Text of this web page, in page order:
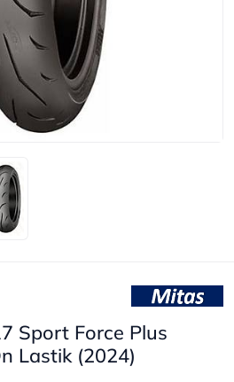
Sport Force Plus
Lastik (2024)